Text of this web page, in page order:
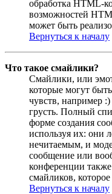
обработка HTML-
возможностей
может быть
Вернуться к началу
Что такое смайлики?
Смайлики, или
которые могут
чувств, например :)
грусть. Полный
форме создания
используя их: они
нечитаемым, и
сообщение или
конференции
смайликов,
Вернуться к началу